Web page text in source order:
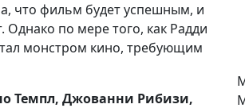
что фильм будет успешным, и
по мере того, как Радди
монстром кино, требующим
Темпл, Джованни Рибизи,